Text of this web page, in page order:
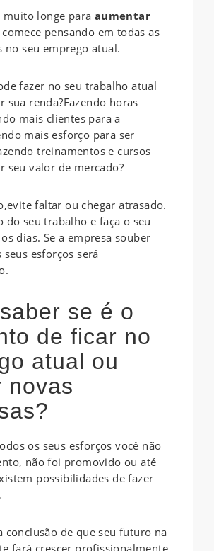
muito longe para aumentar
comece pensando em todas as
no seu emprego atual.
fazer no seu trabalho atual
sua renda?Fazendo horas
mais clientes para a
mais esforço para ser
treinamentos e cursos
seu valor de mercado?
faltar ou chegar atrasado.
do seu trabalho e faça o seu
dias. Se a empresa souber
seus esforços será
se é o
de ficar no
atual ou
novas
os seus esforços você não
não foi promovido ou até
possibilidades de fazer
conclusão de que seu futuro na
fará crescer profissionalmente,